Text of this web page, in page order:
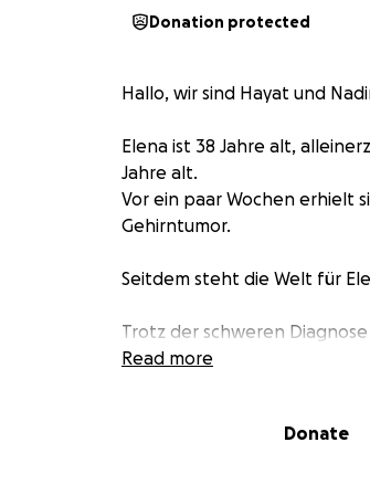
Donation protected
Hallo, wir sind Hayat und
Elena ist 38 Jahre alt,
Jahre alt.
Vor ein paar Wochen erhielt
Gehirntumor.
Seitdem steht die Welt für
Trotz der schweren
für ein Stück Normalität.
Hilfsmittel und Betreuung
Read more
Donate